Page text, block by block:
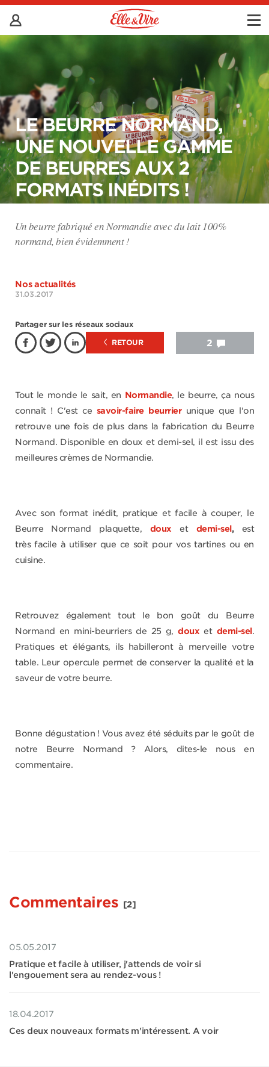
LE BEURRE NORMAND,
UNE NOUVELLE GAMME
DE BEURRES AUX 2
FORMATS INÉDITS !
Un beurre fabriqué en Normandie avec du lait 100%
normand, bien évidemment !
Nos actualités
31.03.2017
Partager sur les réseaux sociaux
2
RETOUR
Tout le monde le sait, en Normandie, le beurre, ça nous
connaît ! C'est ce savoir-faire beurrierunique que l'on
retrouve une fois de plus dans la fabrication du Beurre
Normand. Disponible en doux et demi-sel, il est issu des
meilleures crèmes de Normandie.
Avec son format inédit, pratique et facile à couper, le
Beurre Normand plaquette, doux et demi-sel,est
très facile à utiliser que ce soit pour vos tartines ou en
cuisine.
Retrouvez également tout le bon goût du Beurre
Normand en mini-beurriers de 25 g, doux et demi-sel.
Pratiques et élégants, ils habilleront à merveille votre
table. Leur opercule permet de conserver la qualité et la
saveur de votre beurre.
Bonne dégustation ! Vous avez été séduits par le goût de
notre Beurre Normand ? Alors, dites-le nous en
commentaire.
Commentaires [2]
05.05.2017
Pratique et facile à utiliser, j'attends de voir si
l'engouement sera au rendez-vous !
18.04.2017
Ces deux nouveaux formats m'intéressent. A voir